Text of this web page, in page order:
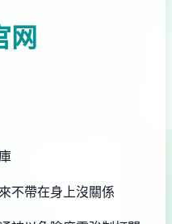
网
不帶在身上沒關係